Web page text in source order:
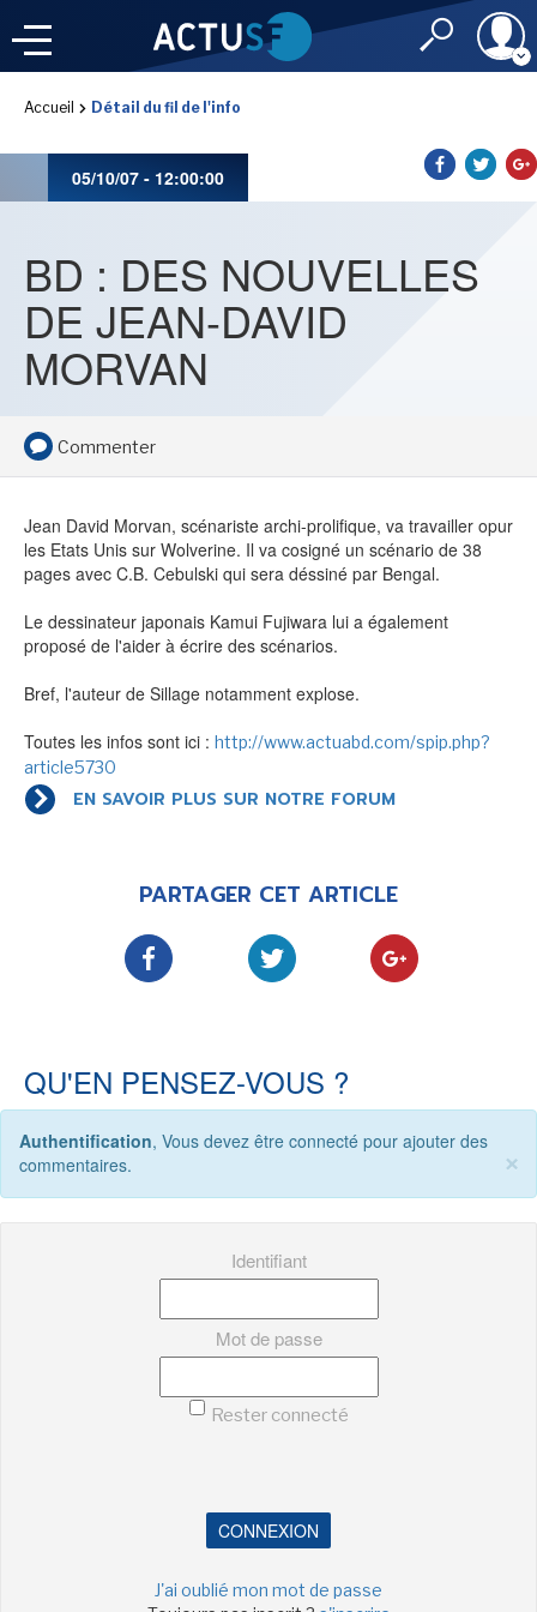
Mot de passe
Rester
LES UTOPIALES 2025
SENSE OF WONDER
CINÉMA ET SÉRIES
LES ACTUALITÉS DE J.R.R. TOLKIEN
LE MOT DES ÉDITIONS ACTUSF
VOIR TOUTES LES RUBRIQUES
Accueil Détail du fil de l'info
05/10/07 - 12:00:00
BD : DES NOUVELLES
DE JEAN-DAVID
MORVAN
Commenter
Jean David Morvan, scénariste archi-prolifique, va travailler opur
les Etats Unis sur Wolverine. Il va cosigné un scénario de 38
pages avec C.B. Cebulski qui sera déssiné par Bengal.
Le dessinateur japonais Kamui Fujiwara lui a également
proposé de l'aider à écrire des scénarios.
Bref, l'auteur de Sillage notamment explose.
Toutes les infos sont ici : http://www.actuabd.com/spip.php?
article5730
EN SAVOIR PLUS SUR NOTRE FORUM
PARTAGER CET ARTICLE
QU'EN PENSEZ-VOUS ?
Authentification, Vous devez être connecté pour ajouter des
commentaires.
×
Identifiant
Mot de passe
Rester connecté
CONNEXION
J'ai oublié mon mot de passe